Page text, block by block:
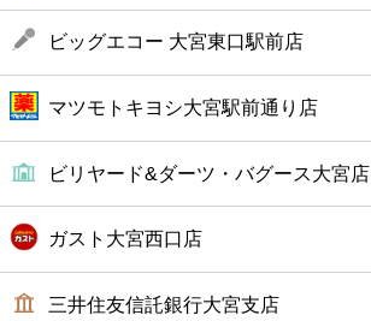
ビッグエコー 大宮東口駅前店
マツモトキヨシ大宮駅前通り店
ビリヤード&ダーツ・バグース大宮店
ガスト大宮西口店
三井住友信託銀行大宮支店